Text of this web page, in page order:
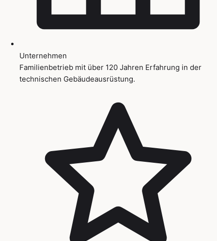
Unternehmen
Familienbetrieb mit über 120 Jahren Erfahrung in der
technischen Gebäudeausrüstung.